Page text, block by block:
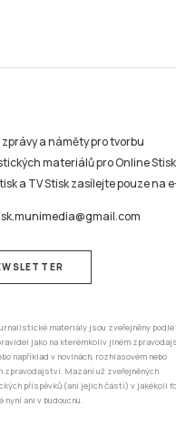
zprávy a náměty pro tvorbu
materiálů pro Online
a TV Stisk zasílejte pouze na
materiály jsou zveřejněny podle
jako na kterémkoliv jiném
například v novinách, rozhlasovém nebo
zpravodajství. Mazání už zveřejněných
příspěvků (ani jejich částí) v jakékoli
nyní ani v budoucnu.